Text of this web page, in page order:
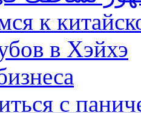
к
в Хэйхэ
с